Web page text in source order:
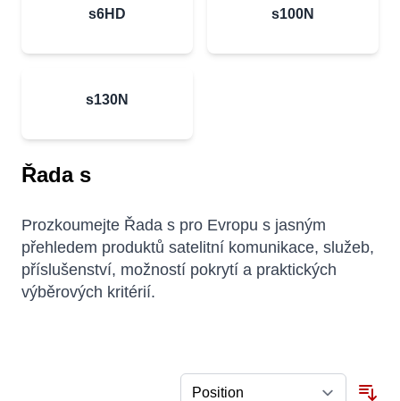
s6HD s100N
s130N
Řada s
Prozkoumejte Řada s pro Evropu s jasným
přehledem produktů satelitní komunikace, služeb,
příslušenství, možností pokrytí a praktických
výběrových kritérií.